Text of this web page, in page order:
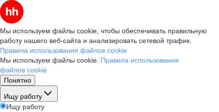
Мы используем файлы cookie, чтобы обеспечивать правильную
работу нашего веб-сайта и анализировать сетевой трафик.
Правила использования файлов cookie
Мы используем файлы cookie. Правила использования
файлов cookie
Понятно
Ищу работу
Ищу работу